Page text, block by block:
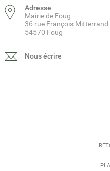
Adresse
Mairie de Foug
36 rue François Mitterrand
54570 Foug
Nous écrire